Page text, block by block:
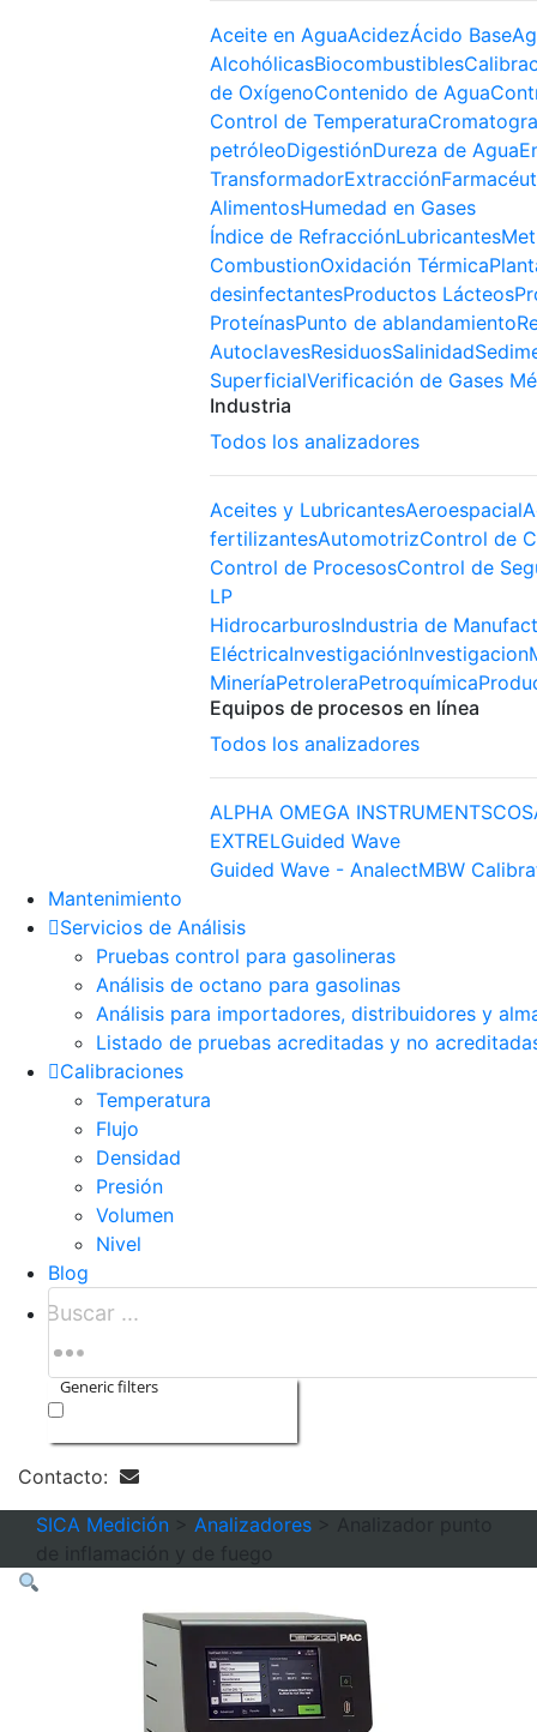
Aceite en AguaAcidezÁcido Base
AlcohólicasBiocombustibles
de OxígenoContenido de Agua
Control de Temperatura
petróleoDigestiónDureza de Agua
TransformadorExtracción
AlimentosHumedad en Gases
Índice de RefracciónLubricantes
CombustionOxidación Térmica
desinfectantesProductos Lácteos
ProteínasPunto de ablandamiento
AutoclavesResiduosSalinidad
SuperficialVerificación de Gases
Industria
Todos los analizadores
Aceites y LubricantesAeroespacial
fertilizantesAutomotrizControl de
Control de ProcesosControl de
LP
HidrocarburosIndustria de
EléctricaInvestigaciónInvestigacion
MineríaPetroleraPetroquímica
Equipos de procesos en línea
Todos los analizadores
ALPHA OMEGA INSTRUMENTS
EXTRELGuided Wave
Guided Wave - AnalectMBW
Mantenimiento
Servicios de Análisis
Pruebas control para gasolineras
Análisis de octano para gasolinas
Análisis para importadores, distribuidores y
Listado de pruebas acreditadas y no
Calibraciones
Temperatura
Flujo
Densidad
Presión
Volumen
Nivel
Blog
Generic filters
Contacto:
SICA Medición
Analizadores